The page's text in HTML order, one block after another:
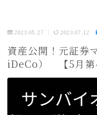
2023.05.27 2023.07.12
資産公開！元証券
iDeCo） 【5月第